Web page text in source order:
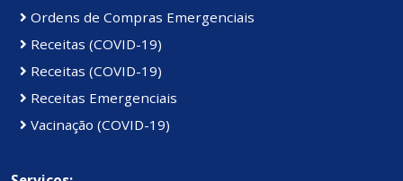
Ordens de Compras Emergenciais
Receitas (COVID-19)
Receitas (COVID-19)
Receitas Emergenciais
Vacinação (COVID-19)